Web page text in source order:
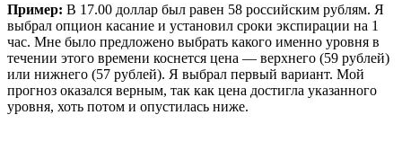
Пример: В 17.00 доллар был равен 58 российским рублям. Я
выбрал опцион касание и установил сроки экспирации на 1
час. Мне было предложено выбрать какого именно уровня в
течении этого времени коснется цена — верхнего (59 рублей)
или нижнего (57 рублей). Я выбрал первый вариант. Мой
прогноз оказался верным, так как цена достигла указанного
уровня, хоть потом и опустилась ниже.